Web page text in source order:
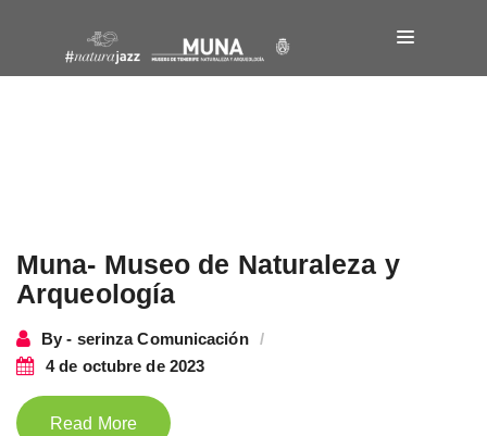
Muna- Museo de Naturaleza y
Arqueología
By - serinza Comunicación
4 de octubre de 2023
Read More